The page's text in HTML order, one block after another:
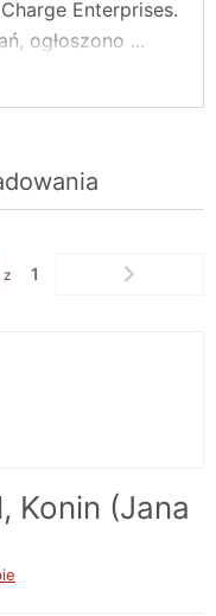
Enterprises.
ogłoszono ...
z 1
Konin (Jana